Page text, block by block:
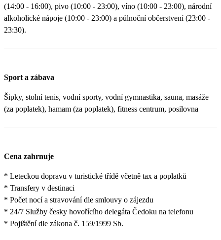
(14:00 - 16:00), pivo (10:00 - 23:00), víno (10:00 - 23:00), národní
alkoholické nápoje (10:00 - 23:00) a půlnoční občerstvení (23:00 -
23:30).
Sport a zábava
Šipky, stolní tenis, vodní sporty, vodní gymnastika, sauna, masáže
(za poplatek), hamam (za poplatek), fitness centrum, posilovna
Cena zahrnuje
* Leteckou dopravu v turistické třídě včetně tax a poplatků
* Transfery v destinaci
* Počet nocí a stravování dle smlouvy o zájezdu
* 24/7 Služby česky hovořícího delegáta Čedoku na telefonu
* Pojištění dle zákona č. 159/1999 Sb.